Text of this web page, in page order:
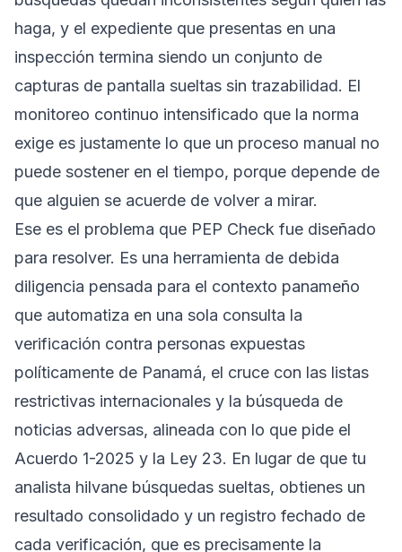
haga, y el expediente que presentas en una
inspección termina siendo un conjunto de
capturas de pantalla sueltas sin trazabilidad. El
monitoreo continuo intensificado que la norma
exige es justamente lo que un proceso manual no
puede sostener en el tiempo, porque depende de
que alguien se acuerde de volver a mirar.
Ese es el problema que PEP Check fue diseñado
para resolver. Es una herramienta de debida
diligencia pensada para el contexto panameño
que automatiza en una sola consulta la
verificación contra personas expuestas
políticamente de Panamá, el cruce con las listas
restrictivas internacionales y la búsqueda de
noticias adversas, alineada con lo que pide el
Acuerdo 1-2025 y la Ley 23. En lugar de que tu
analista hilvane búsquedas sueltas, obtienes un
resultado consolidado y un registro fechado de
cada verificación, que es precisamente la